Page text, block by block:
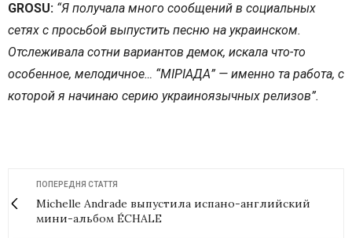
GROSU: “Я получала много сообщений в социальных
сетях с просьбой выпустить песню на украинском.
Отслеживала сотни вариантов демок, искала что-то
особенное, мелодичное… “МІРІАДА” — именно та работа, с
которой я начинаю серию украиноязычных релизов”.
ПОПЕРЕДНЯ СТАТТЯ
Michelle Andrade выпустила испано-английский
мини-альбом ÉCHALE